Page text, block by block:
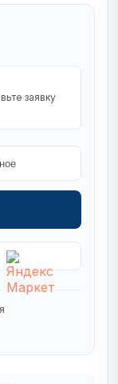
заявку